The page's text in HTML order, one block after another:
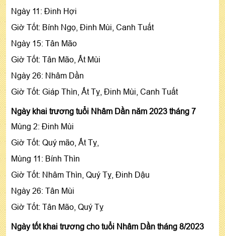
Ngày 11: Đinh Hợi
Giờ Tốt: Bính Ngọ, Đinh Mùi, Canh Tuất
Ngày 15: Tân Mão
Giờ Tốt: Tân Mão, Ất Mùi
Ngày 26: Nhâm Dần
Giờ Tốt: Giáp Thìn, Ất Tỵ, Đinh Mùi, Canh Tuất
Ngày khai trương tuổi Nhâm Dần năm 2023 tháng 7
Mùng 2: Đinh Mùi
Giờ Tốt: Quý mão, Ất Tỵ,
Mùng 11: Bính Thìn
Giờ Tốt: Nhâm Thìn, Quý Tỵ, Đinh Dậu
Ngày 26: Tân Mùi
Giờ Tốt: Tân Mão, Quý Tỵ
Ngày tốt khai trương cho tuổi Nhâm Dần tháng 8/2023